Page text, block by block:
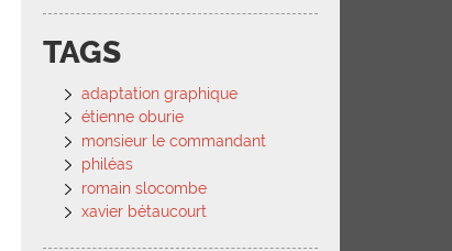
TAGS
adaptation graphique
étienne oburie
monsieur le commandant
philéas
romain slocombe
xavier bétaucourt